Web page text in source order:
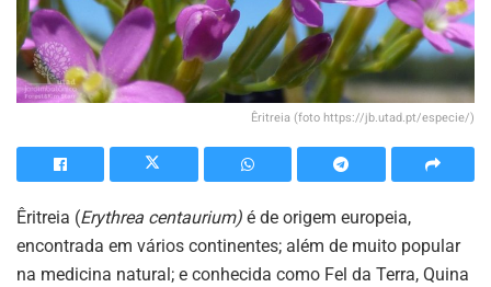
Êritreia (foto https://jb.utad.pt/especie/)
Êritreia (Erythrea centaurium) é de origem europeia,
encontrada em vários continentes; além de muito popular
na medicina natural; e conhecida como Fel da Terra, Quina